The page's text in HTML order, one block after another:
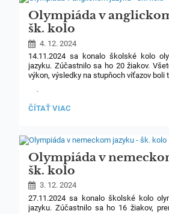
Olympiáda v
šk. kolo
4. 12. 2024
14.11.2024 sa konalo školské kolo
jazyku. Zúčastnilo sa ho 20 žiakov.
výkon, výsledky na stupňoch víťazov boli
1. Pribulová Terézia
2. Mendel Thomas
OLYMPIÁDA
JAZYKU
-
ŠK.
KOLO:
ČÍTAŤ VIAC
Olympiáda v
šk. kolo
3. 12. 2024
27.11.2024 sa konalo školské kolo
jazyku. Zúčastnilo sa ho 16 žiakov,